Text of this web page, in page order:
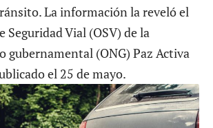
. La información la reveló el
Seguridad Vial (OSV) de la
gubernamental (ONG) Paz Activa
el 25 de mayo.